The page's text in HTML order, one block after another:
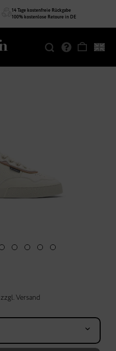
14 Tage kostenfreie Rückgabe
100% kostenlose Retoure in DE
zzgl. Versand